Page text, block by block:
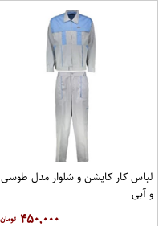
لباس کار کاپشن و شلوار مدل طوسی
و آبی
۴۵۰,۰۰۰